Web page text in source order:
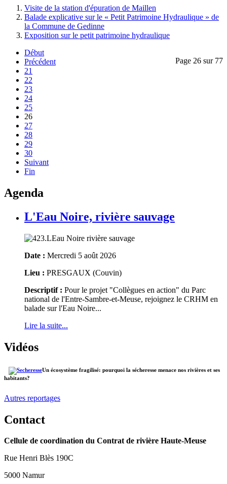
Visite de la station d'épuration de Maillen
Balade explicative sur le « Petit Patrimoine Hydraulique » de
la Commune de Gedinne
Exposition sur le petit patrimoine hydraulique
Page 26 sur 77
Début
Précédent
21
22
23
24
25
26
27
28
29
30
Suivant
Fin
Agenda
L'Eau Noire, rivière sauvage
Date : Mercredi 5 août 2026
Lieu : PRESGAUX (Couvin)
Descriptif : Pour le projet "Collègues en action" du Parc
national de l'Entre-Sambre-et-Meuse, rejoignez le CRHM en
balade sur l'Eau Noire...
Lire la suite...
Vidéos
Un écosystème fragilisé: pourquoi la sécheresse menace nos rivières et ses
habitants?
Autres reportages
Contact
Cellule de coordination du Contrat de rivière Haute-Meuse
Rue Henri Blès 190C
5000 Namur